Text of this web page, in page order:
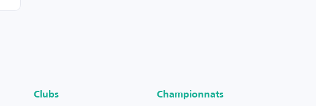
Clubs Championnats